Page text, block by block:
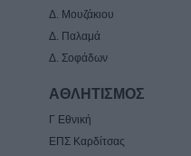
Δ. Μουζάκιου
Δ. Παλαμά
Δ. Σοφάδων
ΑΘΛΗΤΙΣΜΟΣ
Γ Εθνική
ΕΠΣ Καρδίτσας